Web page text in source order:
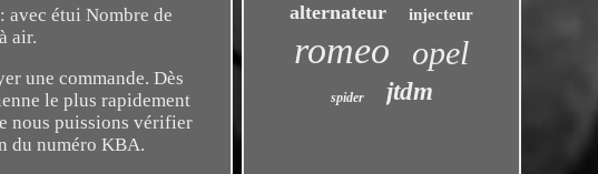
avec étui Nombre de
air.
une commande. Dès
le plus rapidement
nous puissions vérifier
du numéro KBA.
alternateur injecteur
romeo opel
spider jtdm